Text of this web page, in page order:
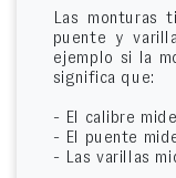
Las monturas
puente y
ejemplo si la
significa que:
- El calibre
- El puente
- Las varillas